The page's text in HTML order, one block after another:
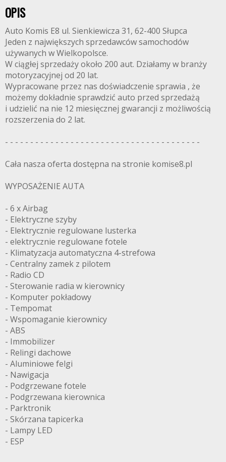
OPIS
Auto Komis E8 ul. Sienkiewicza 31, 62-400 Słupca
Jeden z największych sprzedawców samochodów
używanych w Wielkopolsce.
W ciągłej sprzedaży około 200 aut. Działamy w branży
motoryzacyjnej od 20 lat.
Wypracowane przez nas doświadczenie sprawia , że
możemy dokładnie sprawdzić auto przed sprzedażą
i udzielić na nie 12 miesięcznej gwarancji z możliwością
rozszerzenia do 2 lat.
- - - - - - - - - - - - - - - - - - - - - - - - - - - - - - - - - - - - - - -
Cała nasza oferta dostępna na stronie komise8.pl
WYPOSAŻENIE AUTA
- 6 x Airbag
- Elektryczne szyby
- Elektrycznie regulowane lusterka
- elektrycznie regulowane fotele
- Klimatyzacja automatyczna 4-strefowa
- Centralny zamek z pilotem
- Radio CD
- Sterowanie radia w kierownicy
- Komputer pokładowy
- Tempomat
- Wspomaganie kierownicy
- ABS
- Immobilizer
- Relingi dachowe
- Aluminiowe felgi
- Nawigacja
- Podgrzewane fotele
- Podgrzewana kierownica
- Parktronik
- Skórzana tapicerka
- Lampy LED
- ESP